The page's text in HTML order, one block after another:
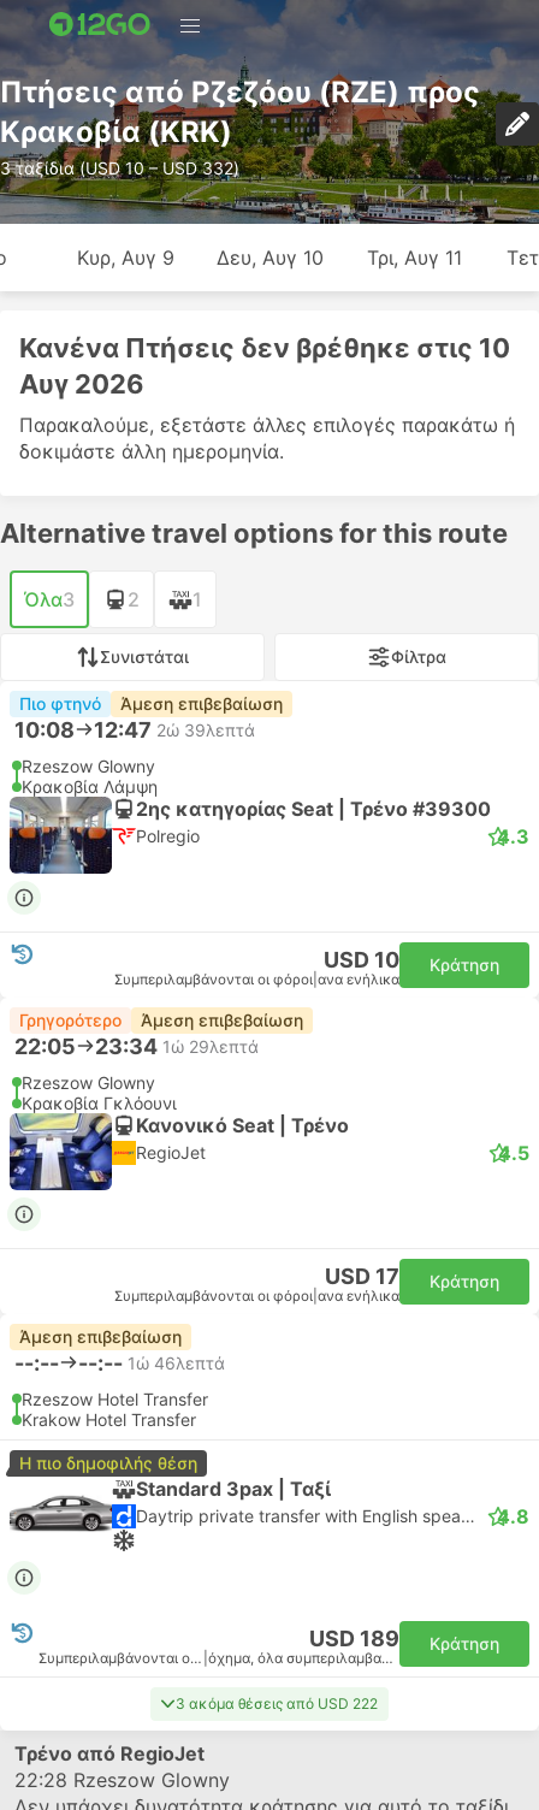
Πτήσεις από Ρζεζόου (RZE) προς
Κρακοβία (KRK)
3 ταξίδια (USD 10 – USD 332)
Κυρ, Αυγ 9 Δευ, Αυγ 10 Τρι, Αυγ 11
Κανένα Πτήσεις δεν βρέθηκε στις 10
Αυγ 2026
Παρακαλούμε, εξετάστε άλλες επιλογές παρακάτω ή
δοκιμάστε άλλη ημερομηνία.
Alternative travel options for this route
Όλα3 2 1
Συνιστάται Φίλτρα
Πιο φτηνό Άμεση επιβεβαίωση
10:08 12:47 2ώ 39λεπτά
Rzeszow Glowny
Κρακοβία Λάμψη
2ης κατηγορίας Seat | Τρένο #39300
Polregio 4.3
USD 10
Συμπεριλαμβάνονται οι φόροι ανα ενήλικα
Κράτηση
Γρηγορότερο Άμεση επιβεβαίωση
22:05 23:34 1ώ 29λεπτά
Rzeszow Glowny
Κρακοβία Γκλόουνι
Κανονικό Seat | Τρένο
RegioJet 4.5
USD 17
Συμπεριλαμβάνονται οι φόροι ανα ενήλικα
Κράτηση
Άμεση επιβεβαίωση
--:-- --:-- 1ώ 46λεπτά
Rzeszow Hotel Transfer
Krakow Hotel Transfer
Η πιο δημοφιλής θέση
Standard 3pax | Ταξί
Daytrip private transfer with English speaking driver 4.8
USD 189
Συμπεριλαμβάνονται οι φόροι όχημα, όλα συμπεριλαμβανομένου
Κράτηση
3 ακόμα θέσεις από USD 222
Τρένο από RegioJet
22:28 Rzeszow Glowny